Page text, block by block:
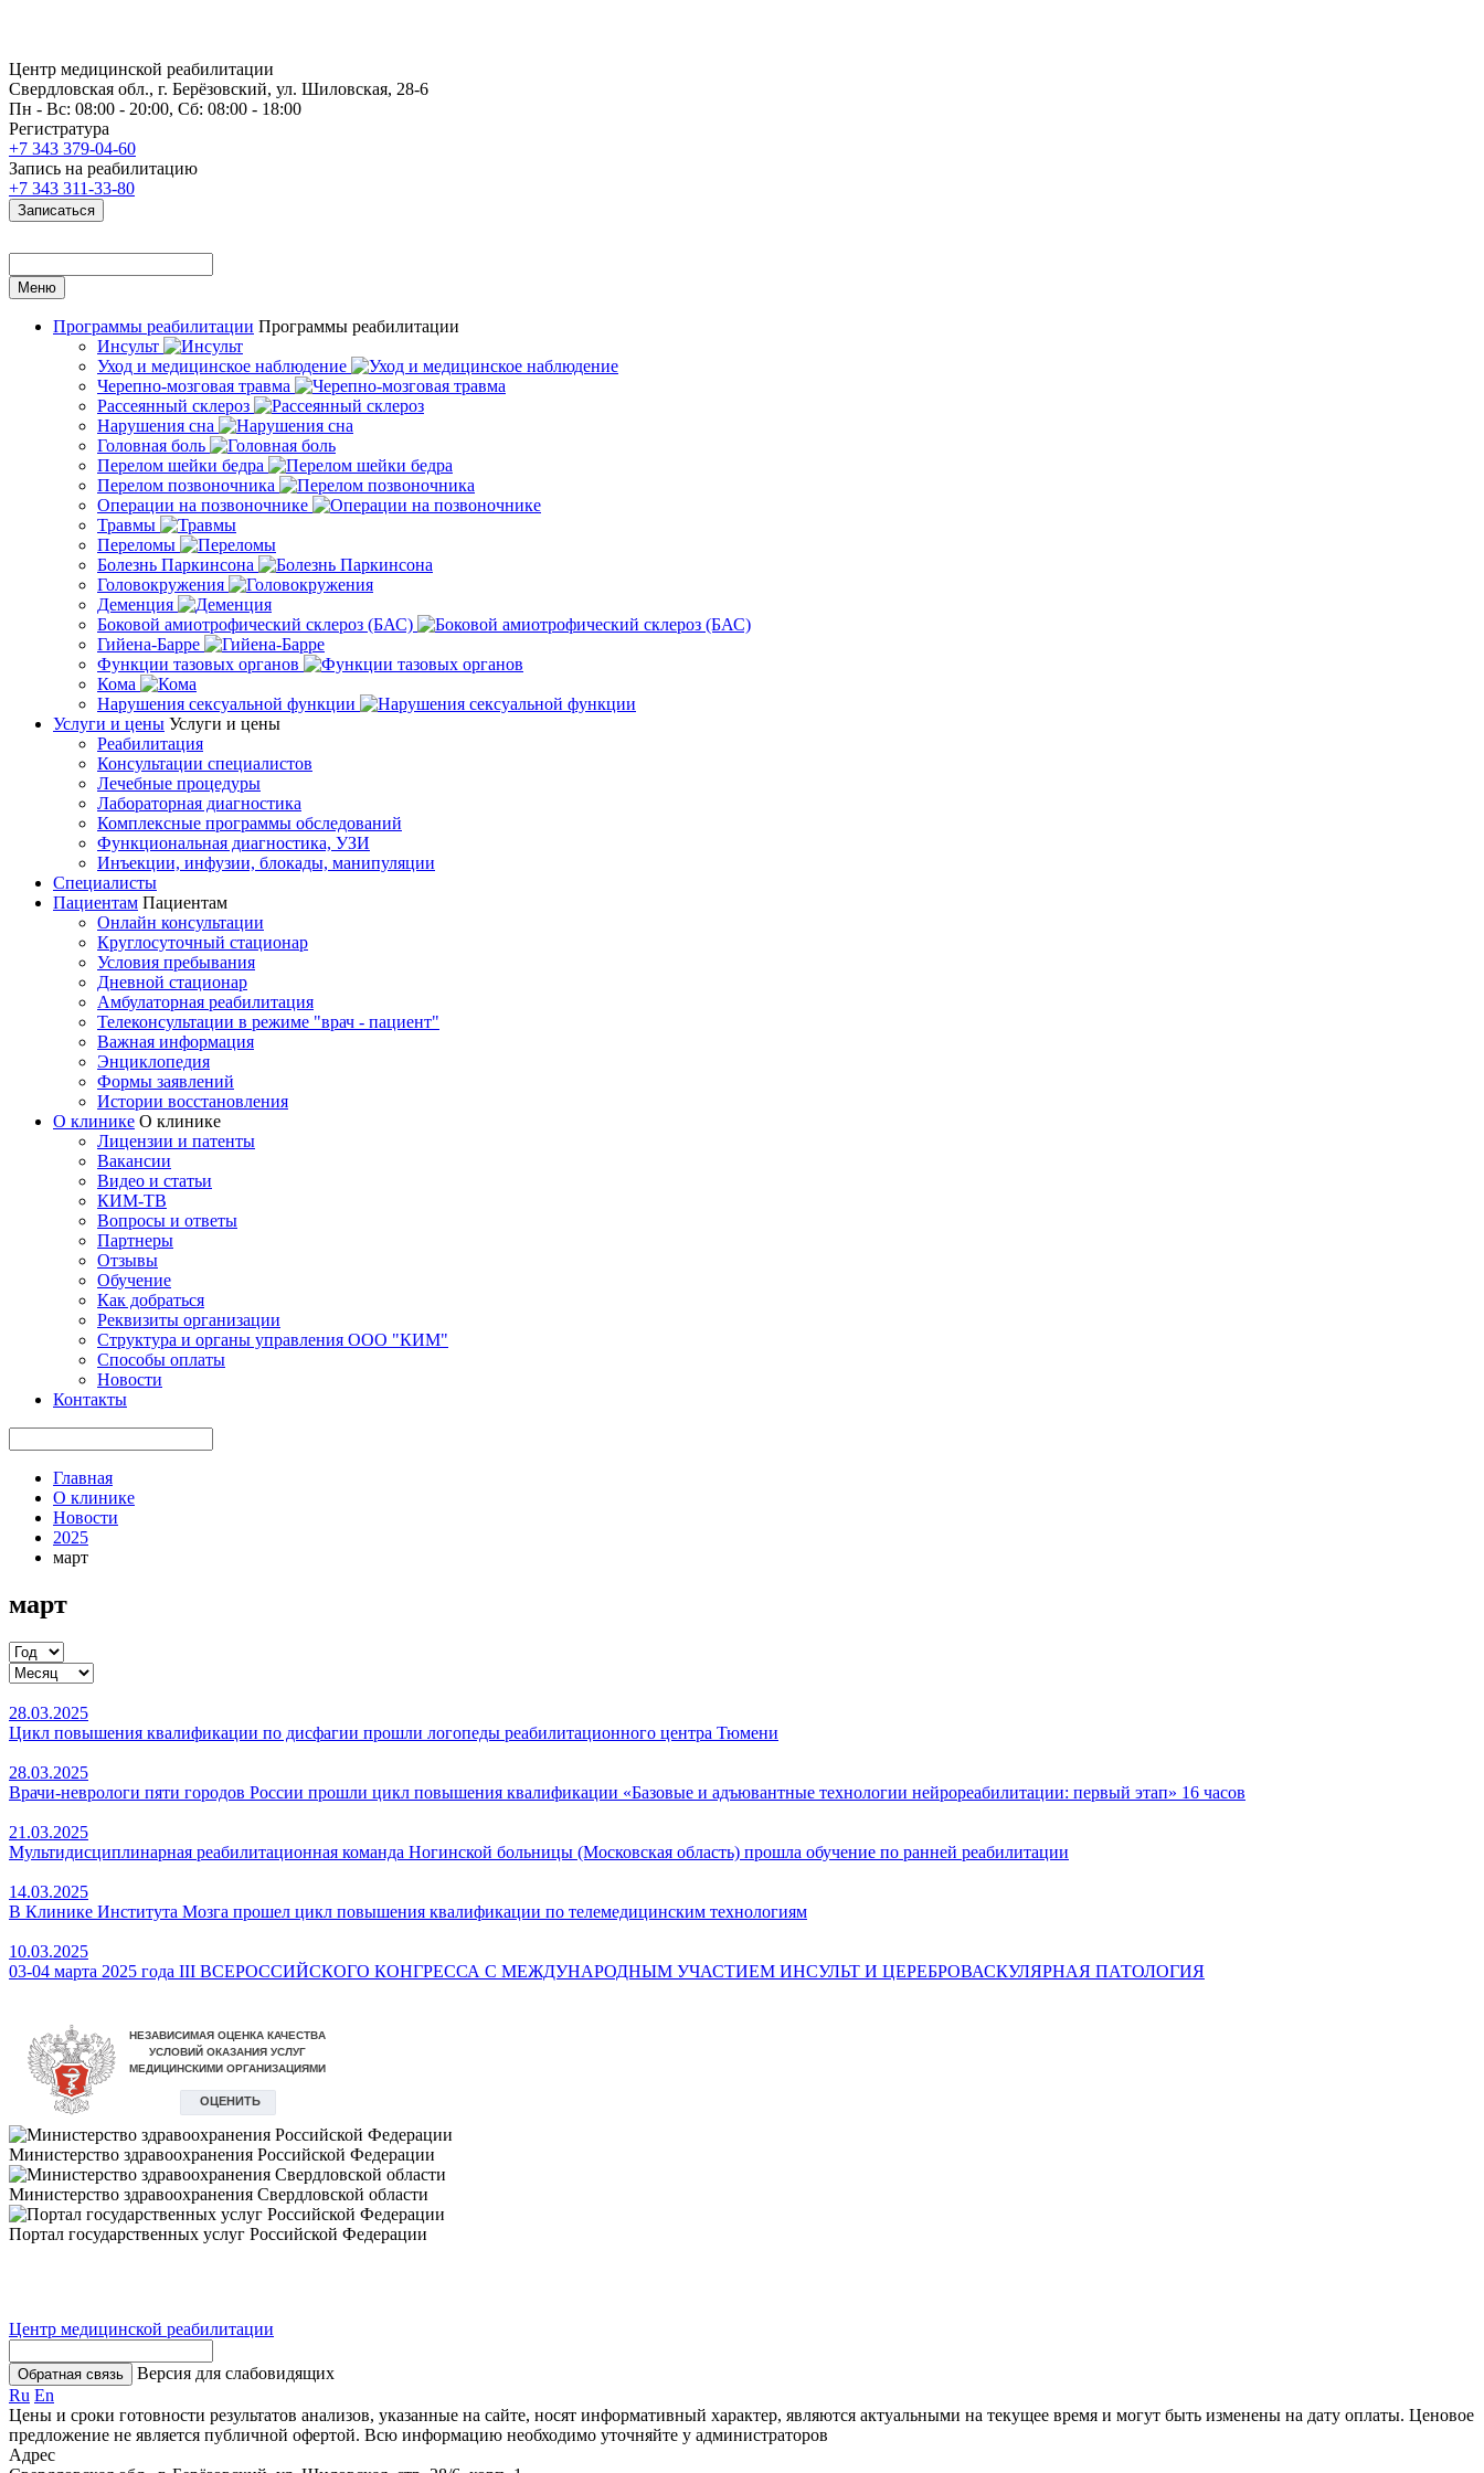
Центр медицинской реабилитации
Свердловская обл., г. Берёзовский, ул. Шиловская, 28-6
Пн - Вс: 08:00 - 20:00, Сб: 08:00 - 18:00
Регистратура
+7 343 379-04-60
Запись на реабилитацию
+7 343 311-33-80
Записаться
Меню
Программы реабилитации Программы реабилитации
Инсульт
Уход и медицинское наблюдение
Черепно-мозговая травма
Рассеянный склероз
Нарушения сна
Головная боль
Перелом шейки бедра
Перелом позвоночника
Операции на позвоночнике
Травмы
Переломы
Болезнь Паркинсона
Головокружения
Деменция
Боковой амиотрофический склероз (БАС)
Гийена-Барре
Функции тазовых органов
Кома
Нарушения сексуальной функции
Услуги и цены Услуги и цены
Реабилитация
Консультации специалистов
Лечебные процедуры
Лабораторная диагностика
Комплексные программы обследований
Функциональная диагностика, УЗИ
Инъекции, инфузии, блокады, манипуляции
Специалисты
Пациентам Пациентам
Онлайн консультации
Круглосуточный стационар
Условия пребывания
Дневной стационар
Амбулаторная реабилитация
Телеконсультации в режиме "врач - пациент"
Важная информация
Энциклопедия
Формы заявлений
Истории восстановления
О клинике О клинике
Лицензии и патенты
Вакансии
Видео и статьи
КИМ-ТВ
Вопросы и ответы
Партнеры
Отзывы
Обучение
Как добраться
Реквизиты организации
Структура и органы управления ООО "КИМ"
Способы оплаты
Новости
Контакты
Главная
О клинике
Новости
2025
март
март
28.03.2025
Цикл повышения квалификации по дисфагии прошли логопеды реабилитационного центра Тюмени
28.03.2025
Врачи-неврологи пяти городов России прошли цикл повышения квалификации «Базовые и адъювантные технологии нейрореабилитации: первый этап» 16 часов
21.03.2025
Мультидисциплинарная реабилитационная команда Ногинской больницы (Московская область) прошла обучение по ранней реабилитации
14.03.2025
В Клинике Института Мозга прошел цикл повышения квалификации по телемедицинским технологиям
10.03.2025
03-04 марта 2025 года III ВСЕРОССИЙСКОГО КОНГРЕССА С МЕЖДУНАРОДНЫМ УЧАСТИЕМ ИНСУЛЬТ И ЦЕРЕБРОВАСКУЛЯРНАЯ ПАТОЛОГИЯ
Министерство здравоохранения Российской Федерации
Министерство здравоохранения Свердловской области
Портал государственных услуг Российской Федерации
Центр медицинской реабилитации
Обратная связь
Версия для слабовидящих
Ru En
Цены и сроки готовности результатов анализов, указанные на сайте, носят информативный характер, являются актуальными на текущее время и могут быть изменены на дату оплаты. Ценовое
предложение не является публичной офертой. Всю информацию необходимо уточняйте у администраторов
Адрес